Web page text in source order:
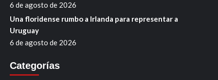
6 de agosto de 2026
Una floridense rumbo a Irlanda para representar a
Uruguay
6 de agosto de 2026
Categorías